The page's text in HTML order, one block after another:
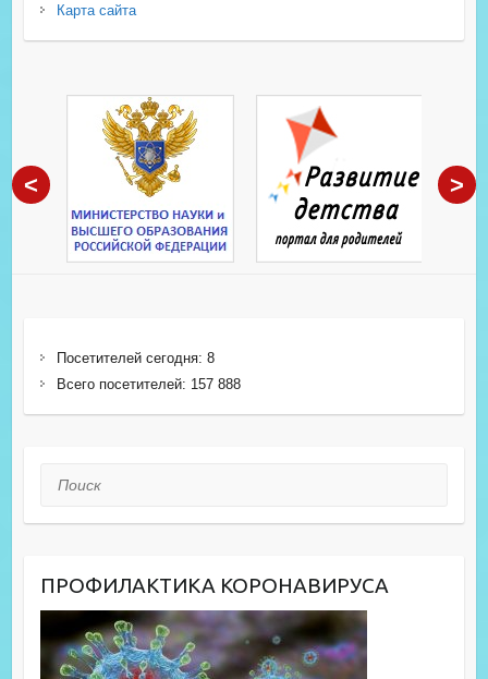
Карта сайта
< >
Посетителей сегодня: 8
Всего посетителей: 157 888
Поиск
ПРОФИЛАКТИКА КОРОНАВИРУСА